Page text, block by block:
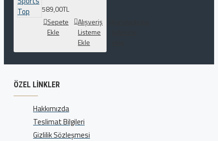
589,00TL
Sepete
Ekle
Alışveriş
Listeme
Ekle
ÖZEL LINKLER
Hakkımızda
Teslimat Bilgileri
Gizlilik Sözleşmesi